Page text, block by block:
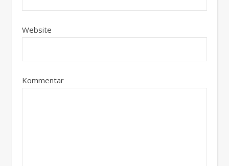
Website
Kommentar